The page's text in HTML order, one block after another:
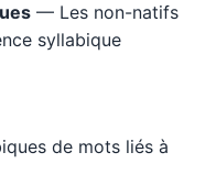
— Les non-natifs
syllabique
de mots liés à